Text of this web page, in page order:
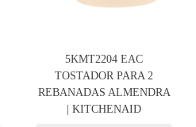
5KMT2204 EAC
TOSTADOR PARA 2
REBANADAS ALMENDRA
| KITCHENAID